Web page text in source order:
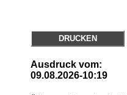
DRUCKEN
Ausdruck vom:
09.08.2026-10:19